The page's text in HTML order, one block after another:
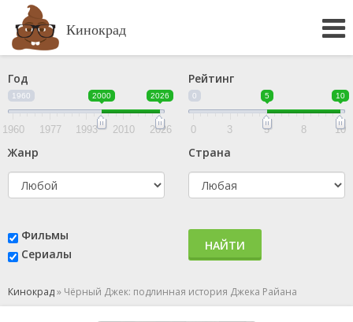
Кинокрад
Год
1960 2000 2026
1960 1977 1993 2010 2026
Рейтинг
0 5 10
0 3 5 8 10
Жанр Страна
Фильмы
Сериалы
НАЙТИ
Кинокрад» Чёрный Джек: подлинная история Джека Райана